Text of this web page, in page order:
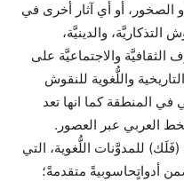
الصخور، أو أي آثار أخرى في
التذكاريَّة، والدينيَّة،
الثقافيَّة والاجتماعيَّة على
واللُّغوية للنقوش
في المنطقة كما انها تعد
العربي عبر العصور.
للمدوَّنات اللُّغوية، التي
أدواتٍحاسوبيةً متقدمةً؛